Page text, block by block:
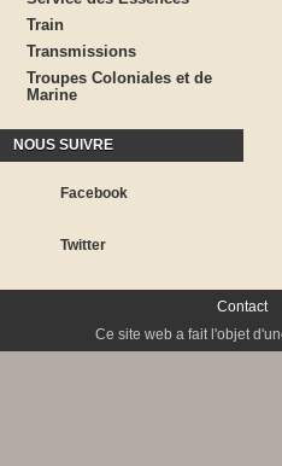
Train
Transmissions
Troupes Coloniales et de
Marine
NOUS SUIVRE
Facebook
Twitter
Contact
Ce site web a fait l'objet